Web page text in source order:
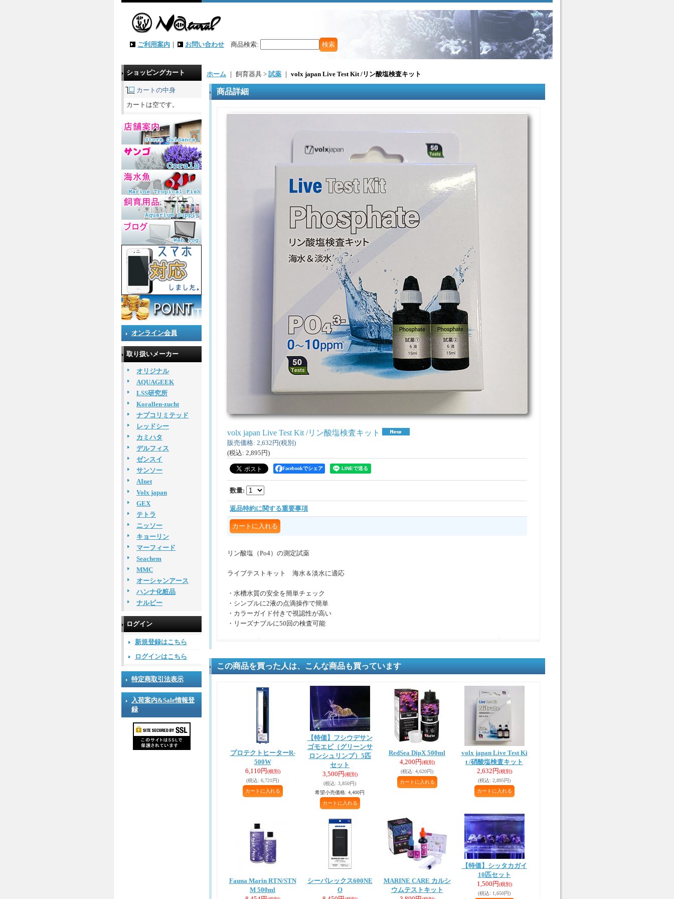
ご利用案内 ｜ お問い合わせ 商品検索:
ショッピングカート
カートの中身
カートは空です。
オンライン会員
取り扱いメーカー
オリジナル
AQUAGEEK
LSS研究所
Korallen-zucht
ナプコリミテッド
レッドシー
カミハタ
デルフィス
ゼンスイ
サンソー
AInet
Volx japan
GEX
テトラ
ニッソー
キョーリン
マーフィード
Seachem
MMC
オーシャンアース
ハンナ化粧品
ナルビー
ログイン
新規登録はこちら
ログインはこちら
特定商取引法表示
入荷案内&Sale情報登
録
ホーム ｜ 飼育器具 > 試薬 ｜ volx japan Live Test Kit /リン酸塩検査キット
商品詳細
volx japan Live Test Kit /リン酸塩検査キット
販売価格: 2,632円(税別)
(税込: 2,895円)
Facebookでシェア
数量:
返品特約に関する重要事項
リン酸塩（Po4）の測定試薬
ライブテストキット 海水＆淡水に適応
・水槽水質の安全を簡単チェック
・シンプルに2液の点滴操作で簡単
・カラーガイド付きで視認性が高い
・リーズナブルに50回の検査可能
この商品を買った人は、こんな商品も買っています
プロテクトヒーターR-
500W
6,110円(税別)
(税込: 6,721円)
【特価】フシウデサン
ゴモエビ（グリーンサ
ロンシュリンプ）5匹
セット
3,500円(税別)
(税込: 3,850円)
希望小売価格: 4,400円
RedSea DipX 500ml
4,200円(税別)
(税込: 4,620円)
volx japan Live Test Ki
t /硝酸塩検査キット
2,632円(税別)
(税込: 2,895円)
Fauna Marin RTN/STN
M 500ml
シーパレックス600NE
O
MARINE CARE カルシ
ウムテストキット
【特価】シッタカガイ
10匹セット
1,500円(税別)
(税込: 1,650円)